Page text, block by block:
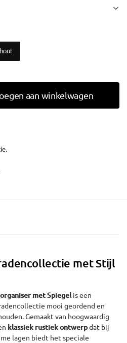
aan winkelwagen
met Stijl
met Spiegelis een
mooi geordend en
Gemaakt van hoogwaardig
klassiek rustiek ontwerpdat bij
lagen biedt het speciale